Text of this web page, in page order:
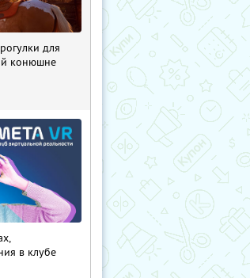
для
конюшне
в клубе